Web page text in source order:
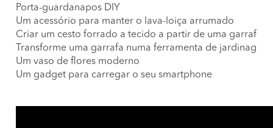
Porta-guardanapos DIY
Um acessório para manter o lava-loiça arrumado
Criar um cesto forrado a tecido a partir de uma garrafa
Transforme uma garrafa numa ferramenta de jardinagem
Um vaso de flores moderno
Um gadget para carregar o seu smartphone